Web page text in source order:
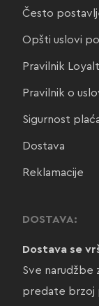
Često
Opšti uslovi
Pravilnik
Pravilnik o
Sigurnost
Dostava
Reklamacije
DOSTAVA:
Dostava se
Sve narudžbe
predate brzoj